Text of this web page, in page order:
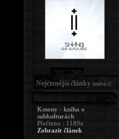
Nejčtenější články (měsíc):
Kmeny - kniha o
subkulturách
Přečteno : 1189x
Zobrazit článek